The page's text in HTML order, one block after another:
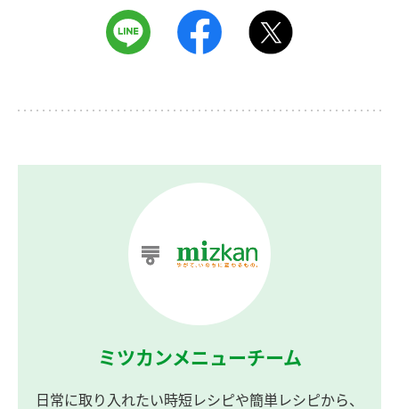
ミツカンメニューチーム
日常に取り入れたい時短レシピや簡単レシピから、